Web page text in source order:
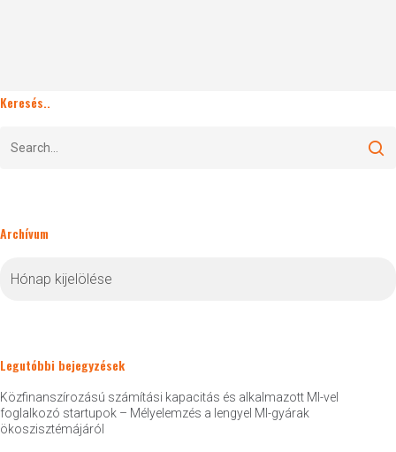
Keresés..
Archívum
Legutóbbi bejegyzések
Közfinanszírozású számítási kapacitás és alkalmazott MI-vel
foglalkozó startupok – Mélyelemzés a lengyel MI-gyárak
ökoszisztémájáról